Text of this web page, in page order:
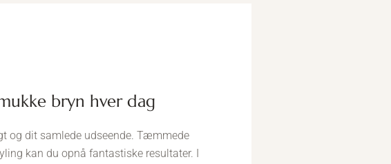
bryn hver dag
og dit samlede udseende. Tæmmede
kan du opnå fantastiske resultater. I